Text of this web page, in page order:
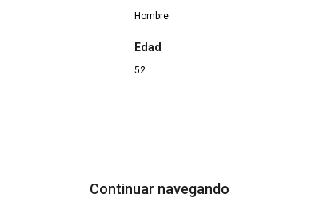
Hombre
Edad
52
Continuar navegando